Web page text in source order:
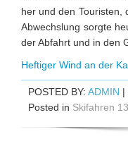
her und den Touristen,
Abwechslung sorgte
der Abfahrt und in den
Heftiger Wind an der
POSTED BY: ADMIN |
Posted in Skifahren